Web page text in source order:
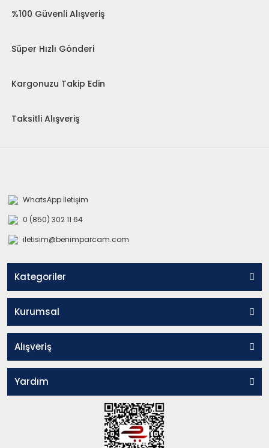
%100 Güvenli Alışveriş
Süper Hızlı Gönderi
Kargonuzu Takip Edin
Taksitli Alışveriş
WhatsApp İletişim
0 (850) 302 11 64
iletisim@benimparcam.com
Kategoriler
Kurumsal
Alışveriş
Yardım